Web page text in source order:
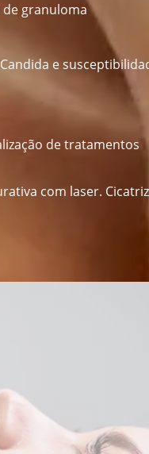
granuloma
e
de tratamentos
com laser.